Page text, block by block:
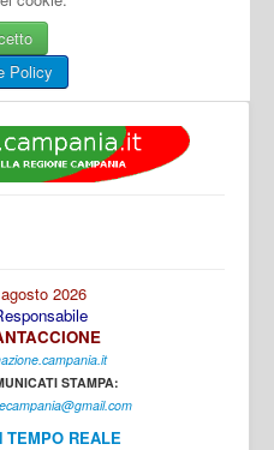
Policy
2026
STAMPA:
TEMPO REALE